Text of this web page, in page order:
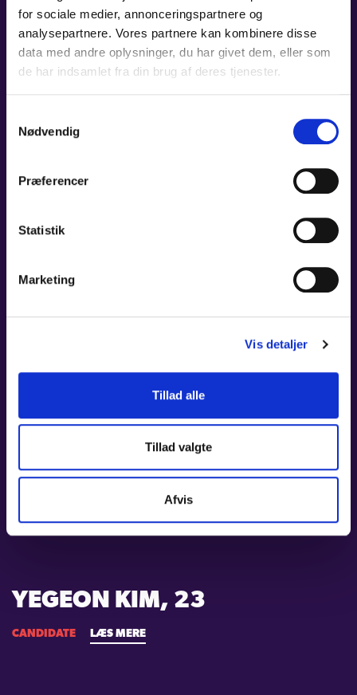
for sociale medier, annonceringspartnere og
analysepartnere. Vores partnere kan kombinere disse
data med andre oplysninger, du har givet dem, eller som
de har indsamlet fra din brug af deres tjenester.
Nødvendig
Præferencer
Statistik
Marketing
Vis detaljer
Tillad alle
Tillad valgte
Afvis
LOUIS LIU, 18
CANDIDATE LÆS MERE
XIAOXI LI, 21
JUDY LEE, 21
FLORENCE LAURAIN, 27
YEGEON KIM, 23
CANDIDATE LÆS MERE